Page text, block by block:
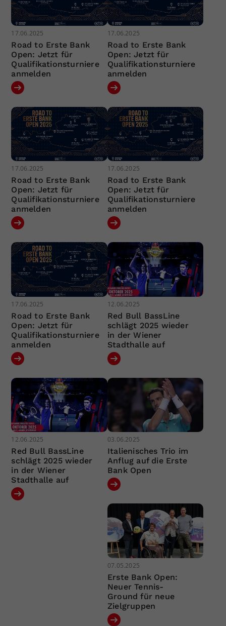
17.06.2025
Road to Erste Bank
Open: Jetzt für
Qualifikationsturniere
anmelden
17.06.2025
Road to Erste Bank
Open: Jetzt für
Qualifikationsturniere
anmelden
17.06.2025
Road to Erste Bank
Open: Jetzt für
Qualifikationsturniere
anmelden
17.06.2025
Road to Erste Bank
Open: Jetzt für
Qualifikationsturniere
anmelden
17.06.2025
Road to Erste Bank
Open: Jetzt für
Qualifikationsturniere
anmelden
12.06.2025
Red Bull BassLine
schlägt 2025 wieder
in der Wiener
Stadthalle auf
12.06.2025
Red Bull BassLine
schlägt 2025 wieder
in der Wiener
Stadthalle auf
03.06.2025
Italienisches Trio im
Anflug auf die Erste
Bank Open
07.05.2025
Erste Bank Open:
Neuer Tennis-
Ground für neue
Zielgruppen